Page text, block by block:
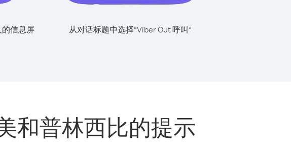
信息屏
从对话标题中选择“Viber Out 呼叫”
和普林西比的提示